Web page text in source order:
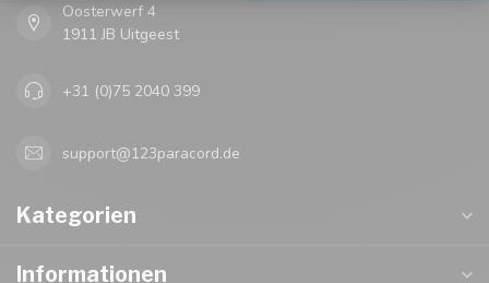
Oosterwerf 4
1911 JB Uitgeest
+31 (0)75 2040 399
support@123paracord.de
Kategorien
Informationen